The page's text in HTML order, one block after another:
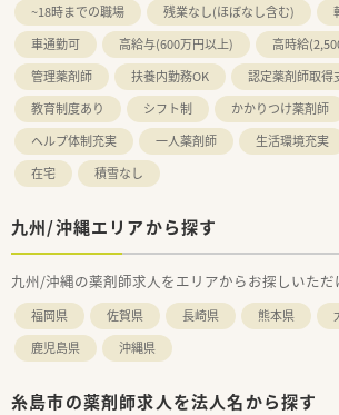
~18時までの職場
残業なし(ほぼなし含む)
車通勤可
高給与(600万円以上)
高時給
管理薬剤師
扶養内勤務OK
認定薬剤師取得
教育制度あり
シフト制 かかりつけ薬剤師
ヘルプ体制充実
一人薬剤師 生活環境充実
在宅
積雪なし
九州/沖縄エリアから探す
九州/沖縄の薬剤師求人をエリアからお探しいただ
福岡県 佐賀県 長崎県 熊本県
鹿児島県
沖縄県
糸島市の薬剤師求人を法人名から探す